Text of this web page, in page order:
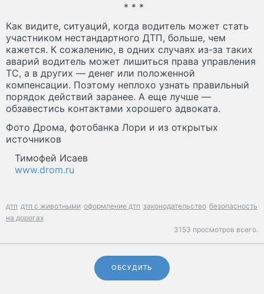
* * *
Как видите, ситуаций, когда водитель может стать
участником нестандартного ДТП, больше, чем
кажется. К сожалению, в одних случаях из-за таких
аварий водитель может лишиться права управления
ТС, а в других — денег или положенной
компенсации. Поэтому неплохо узнать правильный
порядок действий заранее. А еще лучше —
обзавестись контактами хорошего адвоката.
Фото Дрома, фотобанка Лори и из открытых
источников
Тимофей Исаев
www.drom.ru
дтп дтп с животными оформление дтп законодательство безопасность
на дорогах
3153 просмотров всего.
ОБСУДИТЬ